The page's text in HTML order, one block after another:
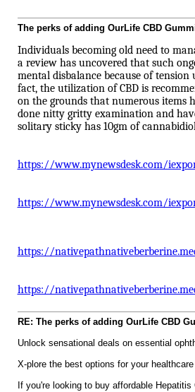
The perks of adding OurLife CBD
Individuals becoming old need to
a review has uncovered that such
mental disbalance because of
fact, the utilization of CBD is
on the grounds that numerous items
done nitty gritty examination and
solitary sticky has 10gm of
https://www.mynewsdesk.com/
https://www.mynewsdesk.com/
https://
https://
RE: The perks of adding OurLife CBD
Unlock sensational deals on essential
X-plore the best options for your
If you're looking to buy affordable Hepatitis